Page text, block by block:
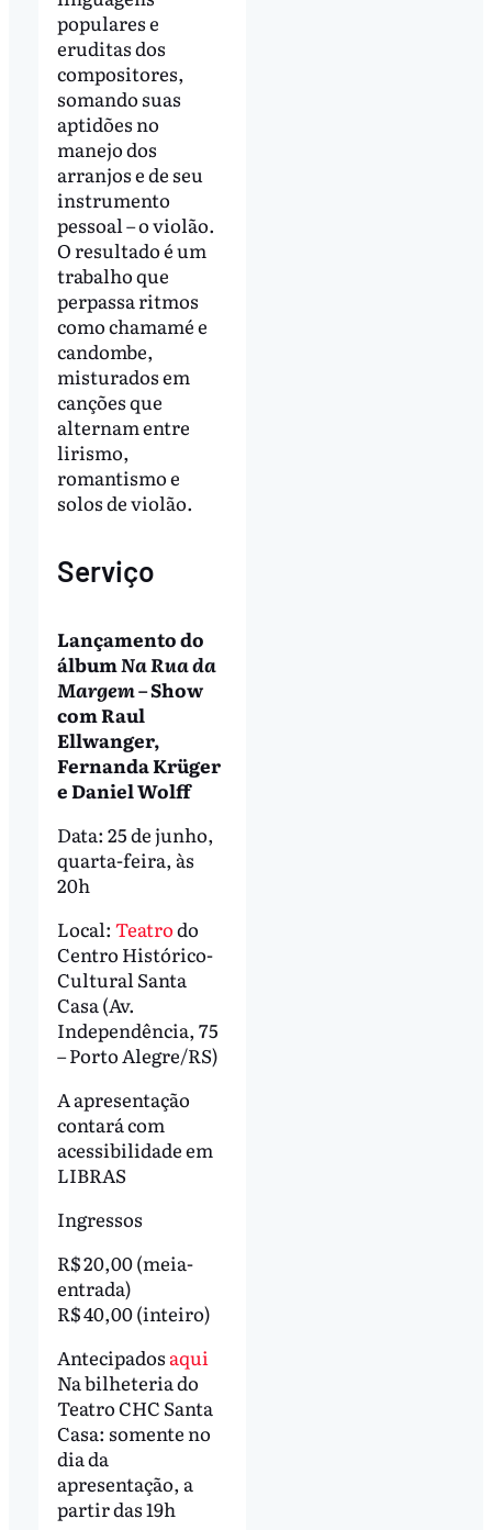
populares e
eruditas dos
compositores,
somando suas
aptidões no
manejo dos
arranjos e de seu
instrumento
pessoal – o violão.
O resultado é um
trabalho que
perpassa ritmos
como chamamé e
candombe,
misturados em
canções que
alternam entre
lirismo,
romantismo e
solos de violão.
Serviço
Lançamento do
álbumNa Rua da
Margem– Show
com Raul
Ellwanger,
Fernanda Krüger
e Daniel Wolff
Data: 25 de junho,
quarta-feira, às
20h
Local: Teatrodo
Centro Histórico-
Cultural Santa
Casa (Av.
Independência, 75
– Porto Alegre/RS)
A apresentação
contará com
acessibilidade em
LIBRAS
Ingressos
R$ 20,00 (meia-
entrada)
R$ 40,00 (inteiro)
Antecipados aqui
Na bilheteria do
Teatro CHC Santa
Casa: somente no
dia da
apresentação, a
partir das 19h